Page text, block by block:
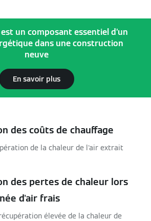
un composant essentiel d’un
dans une construction
neuve
En savoir plus
des coûts de chauffage
de la chaleur de l'air extrait
des pertes de chaleur lors
d'air frais
élevée de la chaleur de